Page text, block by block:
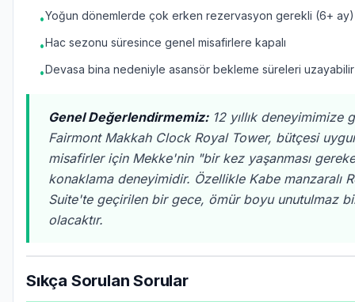
•Yoğun dönemlerde çok erken rezervasyon gerekli (6+ ay)
•Hac sezonu süresince genel misafirlere kapalı
•Devasa bina nedeniyle asansör bekleme süreleri uzayabilir
Genel Değerlendirmemiz:12 yıllık deneyimimize
Fairmont Makkah Clock Royal Tower, bütçesi
misafirler için Mekke'nin "bir kez yaşanması
konaklama deneyimidir. Özellikle Kabe manzaralı
Suite'te geçirilen bir gece, ömür boyu unutulmaz
olacaktır.
Sıkça Sorulan Sorular